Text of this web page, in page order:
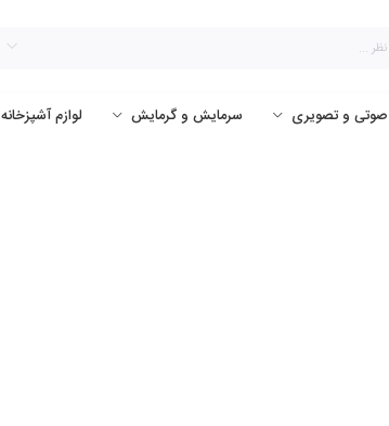
صوتی و تصویری سرمایش و گرمایش لوازم آشپزخانه